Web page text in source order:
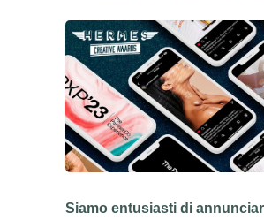
Siamo entusiasti di